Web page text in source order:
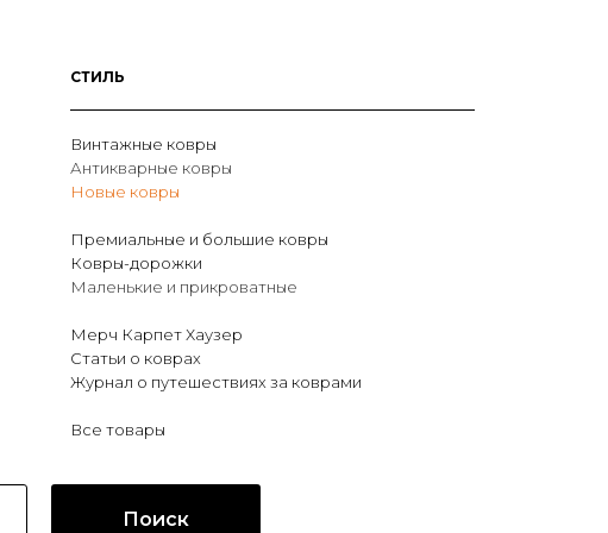
СТИЛЬ
Винтажные ковры
Антикварные ковры
Новые ковры
Премиальные и большие ковры
Ковры-дорожки
Маленькие и прикроватные
Мерч Карпет Хаузер
Статьи о коврах
Журнал о путешествиях за коврами
Все товары
Поиск